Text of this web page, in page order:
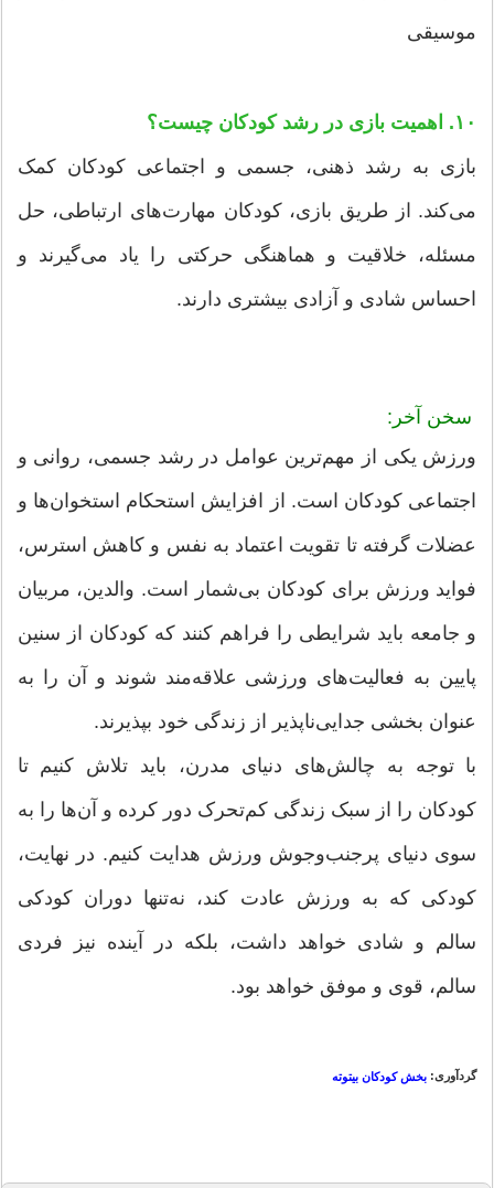
موسیقی
۱۰. اهمیت بازی در رشد کودکان چیست؟
بازی به رشد ذهنی، جسمی و اجتماعی کودکان کمک
می‌کند. از طریق بازی، کودکان مهارت‌های ارتباطی، حل
مسئله، خلاقیت و هماهنگی حرکتی را یاد می‌گیرند و
احساس شادی و آزادی بیشتری دارند.
سخن آخر:
ورزش یکی از مهم‌ترین عوامل در رشد جسمی، روانی و
اجتماعی کودکان است. از افزایش استحکام استخوان‌ها و
عضلات گرفته تا تقویت اعتماد به نفس و کاهش استرس،
فواید ورزش برای کودکان بی‌شمار است. والدین، مربیان
و جامعه باید شرایطی را فراهم کنند که کودکان از سنین
پایین به فعالیت‌های ورزشی علاقه‌مند شوند و آن را به
عنوان بخشی جدایی‌ناپذیر از زندگی خود بپذیرند.
با توجه به چالش‌های دنیای مدرن، باید تلاش کنیم تا
کودکان را از سبک زندگی کم‌تحرک دور کرده و آن‌ها را به
سوی دنیای پرجنب‌وجوش ورزش هدایت کنیم. در نهایت،
کودکی که به ورزش عادت کند، نه‌تنها دوران کودکی
سالم و شادی خواهد داشت، بلکه در آینده نیز فردی
سالم، قوی و موفق خواهد بود.
گردآوری: بخش کودکان بیتوته